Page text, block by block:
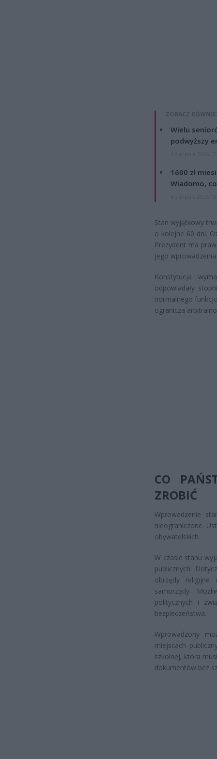
ZOBACZ
Wielu
podwyższy
1600 zł
Wiadomo,
Stan wyjątkowy
o kolejne 60 dni.
Prezydent ma
jego
Konstytucja
odpowiadały
normalnego
ogranicza
CO
ZROBIĆ
Wprowadzenie
nieograniczone.
obywatelskich.
W czasie stanu
publicznych.
obrzędy religijne
samorządy.
politycznych i
bezpieczeństwa.
Wprowadzony
miejscach
szkolnej, która
dokumentów bez